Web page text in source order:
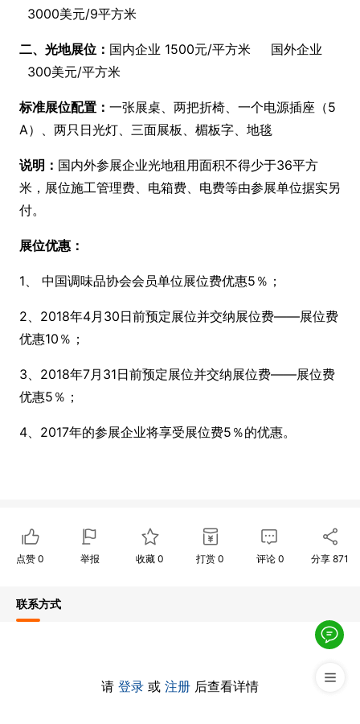
3000美元/9平方米
二、光地展位： 国内企业 1500元/平方米 国外企业
300美元/平方米
标准展位配置： 一张展桌、两把折椅、一个电源插座（5
A）、两只日光灯、三面展板、楣板字、地毯
说明： 国内外参展企业光地租用面积不得少于36平方
米，展位施工管理费、电箱费、电费等由参展单位据实另
付。
展位优惠：
1、 中国调味品协会会员单位展位费优惠5％；
2、2018年4月30日前预定展位并交纳展位费——展位费
优惠10％；
3、2018年7月31日前预定展位并交纳展位费——展位费
优惠5％；
4、2017年的参展企业将享受展位费5％的优惠。
点赞 0 举报 收藏0 打赏 0 评论 0 分享871
联系方式
请 登录 或 注册 后查看详情